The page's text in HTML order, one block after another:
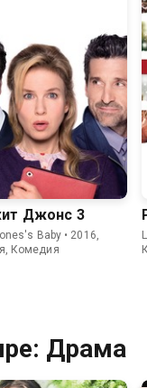
Джонс 3
Baby • 2016,
Комедия
Драма